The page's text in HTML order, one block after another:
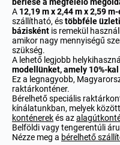
A 12,19 m x 2,44 m x 2,59
szállítható, éstöbbféle
bázisként is remekül
amikor nagy mennyiségű
szükség.
A lehető legjobb
modellünket, amely 10%-
Ez a legnagyobb,
raktárkonténer.
Bérelhető speciális
kínálatunkban, melyek
konténerekés az
Belföldi vagy tengerentúli
Nézze meg a bérelhető